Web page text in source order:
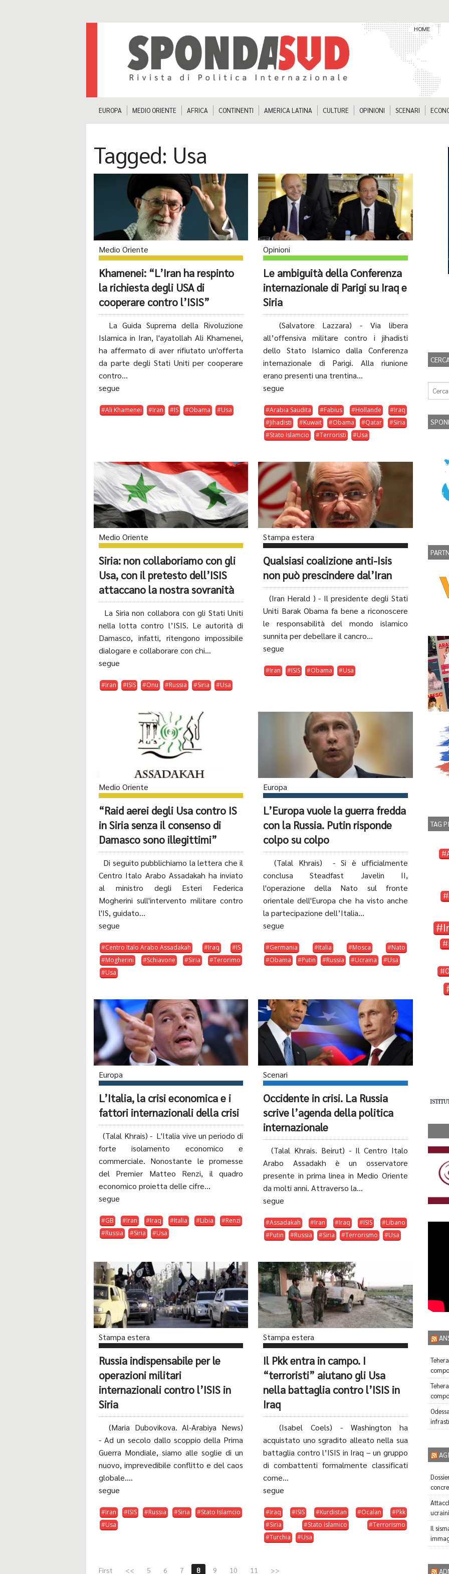
HOME
EUROPA MEDIO ORIENTE AFRICA CONTINENTI AMERICA LATINA CULTURE OPINIONI SCENARI
Tagged: Usa
Medio Oriente
Khamenei: “L’Iran ha respinto
la richiesta degli USA di
cooperare contro l’ISIS”
La Guida Suprema della Rivoluzione
Islamica in Iran, l'ayatollah Ali Khamenei,
ha affermato di aver rifiutato un'offerta
da parte degli Stati Uniti per cooperare
contro...
segue
Ali Khamenei Iran IS Obama Usa
Opinioni
Le ambiguità della Conferenza
internazionale di Parigi su Iraq e
Siria
(Salvatore Lazzara) - Via libera
all’offensiva militare contro i jihadisti
dello Stato Islamico dalla Conferenza
internazionale di Parigi. Alla riunione
erano presenti una trentina...
segue
Arabia Saudita Fabius Hollande
Iraq
Jihadisti
Kuwait Obama Qatar
Siria
Stato Islamcio
Terroristi Usa
Medio Oriente
Siria: non collaboriamo con gli
Usa, con il pretesto dell’ISIS
attaccano la nostra sovranità
La Siria non collabora con gli Stati Uniti
nella lotta contro l’ISIS. Le autorità di
Damasco, infatti, ritengono impossibile
dialogare e collaborare con chi...
segue
Iran ISIS Onu Russia Siria Usa
Stampa estera
Qualsiasi coalizione anti-Isis
non può prescindere dal’Iran
(Iran Herald ) - Il presidente degli Stati
Uniti Barak Obama fa bene a riconoscere
le responsabilità del mondo islamico
sunnita per debellare il cancro...
segue
Iran ISIS Obama Usa
Medio Oriente
“Raid aerei degli Usa contro IS
in Siria senza il consenso di
Damasco sono illegittimi”
Di seguito pubblichiamo la lettera che il
Centro Italo Arabo Assadakah ha inviato
al ministro degli Esteri Federica
Mogherini sull'intervento militare contro
l'IS, guidato...
segue
Centro Italo Arabo Assadakah Iraq
IS
Mogherini
Schiavone Siria
Terorimo
Usa
Europa
L’Europa vuole la guerra fredda
con la Russia. Putin risponde
colpo su colpo
(Talal Khrais) - Si è ufficialmente
conclusa Steadfast Javelin II,
l'operazione della Nato sul fronte
orientale dell'Europa che ha visto anche
la partecipazione dell’Italia...
segue
Germania Italia Mosca
Nato
Obama
Putin Russia Ucraina Usa
Europa
L’Italia, la crisi economica e i
fattori internazionali della crisi
(Talal Khrais) - L'Italia vive un periodo di
forte isolamento economico e
commerciale. Nonostante le promesse
del Premier Matteo Renzi, il quadro
economico proietta delle cifre...
segue
GB Iran Iraq Italia Libia
Renzi
Russia
Siria Usa
Scenari
Occidente in crisi. La Russia
scrive l’agenda della politica
internazionale
(Talal Khrais. Beirut) - Il Centro Italo
Arabo Assadakh è un osservatore
presente in prima linea in Medio Oriente
da molti anni. Attraverso la...
segue
Assadakah Iran Iraq ISIS
Libano
Putin
Russia Siria Terrorismo Usa
Stampa estera
Russia indispensabile per le
operazioni militari
internazionali contro l’ISIS in
Siria
(Maria Dubovikova. Al-Arabiya News)
- Ad un secolo dallo scoppio della Prima
Guerra Mondiale, siamo alle soglie di un
nuovo, imprevedibile conflitto e del caos
globale....
segue
Iran ISIS Russia Siria
Stato Islamcio
Usa
Stampa estera
Il Pkk entra in campo. I
“terroristi” aiutano gli Usa
nella battaglia contro l’ISIS in
Iraq
(Isabel Coels) - Washington ha
acquistato uno sgradito alleato nella sua
battaglia contro l’ISIS in Iraq – un gruppo
di combattenti formalmente classificati
come...
segue
Iraq ISIS Kurdistan Ocalan
Pkk
Siria
Stato Islamico
Terrorismo
Turchia
Usa
First << 5 6 7 8 9 10 11 >>
TAG
AGI
Il